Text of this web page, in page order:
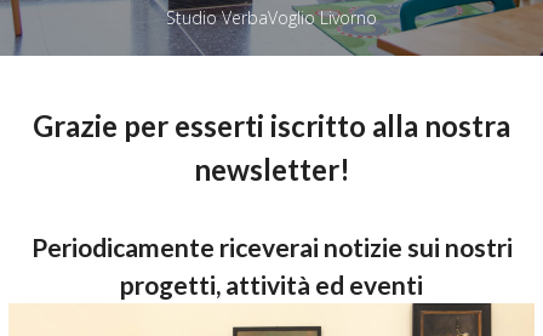
Studio VerbaVoglio Livorno
Grazie per esserti iscritto alla nostra
newsletter!
Periodicamente riceverai notizie sui nostri
progetti, attività ed eventi